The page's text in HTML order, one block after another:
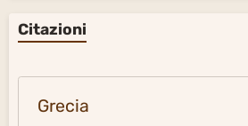
Citazioni
Grecia